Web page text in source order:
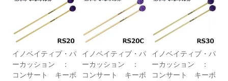
イノベイティブ・パ
ーカッション ：
コンサート キーボ
イノベイティブ・パ
ーカッション ：
コンサート キーボ
イノベイティブ・パ
ーカッション ：
コンサート キーボ